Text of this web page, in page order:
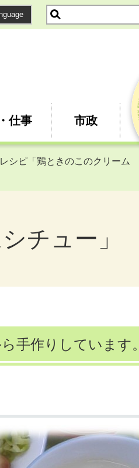
仕事 市政
シピ「鶏ときのこのクリーム
チュー」
手作りしています。